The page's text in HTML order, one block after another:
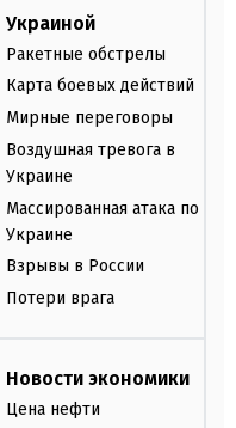
Украиной
Ракетные обстрелы
Карта боевых действий
Мирные переговоры
Воздушная тревога в
Украине
Массированная атака по
Украине
Взрывы в России
Потери врага
Новости экономики
Цена нефти